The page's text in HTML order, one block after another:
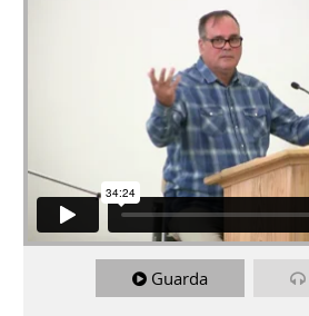
Guarda